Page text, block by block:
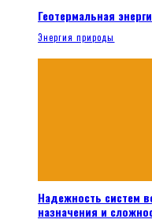
Геотермальная
Энергия природы
Надежность систем
назначения и